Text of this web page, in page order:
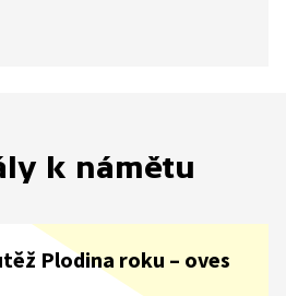
který ochutnal kakao, byl
k námětu
Plodina roku –⁠ oves